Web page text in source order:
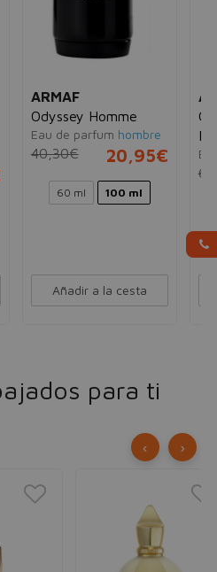
ARMAF
Odyssey Homme
Eau de parfum hombre
40,30€ 20,95€
60 ml 100 ml
Añadir a la cesta
para ti
‹ ›